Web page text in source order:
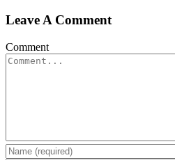
Leave A Comment
Comment